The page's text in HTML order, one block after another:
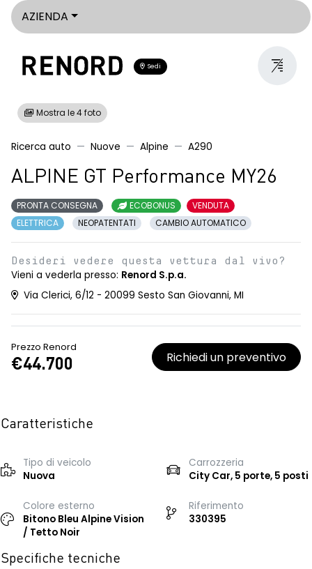
AZIENDA
Sedi
Mostra le 4 foto
Ricerca auto Nuove Alpine A290
ALPINE GT Performance MY26
PRONTA CONSEGNA ECOBONUS
VENDUTA
ELETTRICA
NEOPATENTATI CAMBIO AUTOMATICO
Desideri vedere questa vettura dal vivo?
Vieni a vederla presso: Renord S.p.a.
Via Clerici, 6/12 - 20099 Sesto San Giovanni, MI
Prezzo Renord
€44.700 Richiedi un preventivo
Caratteristiche
Tipo di veicolo
Nuova
Carrozzeria
City Car, 5 porte, 5 posti
Colore esterno
Bitono Bleu Alpine Vision
/ Tetto Noir
Riferimento
330395
Specifiche tecniche